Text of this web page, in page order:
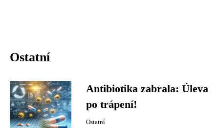
Ostatní
Antibiotika zabrala: Úleva
po trápení!
Ostatní